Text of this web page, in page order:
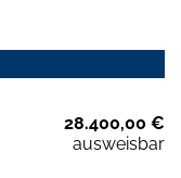
28.400,00 €
ausweisbar